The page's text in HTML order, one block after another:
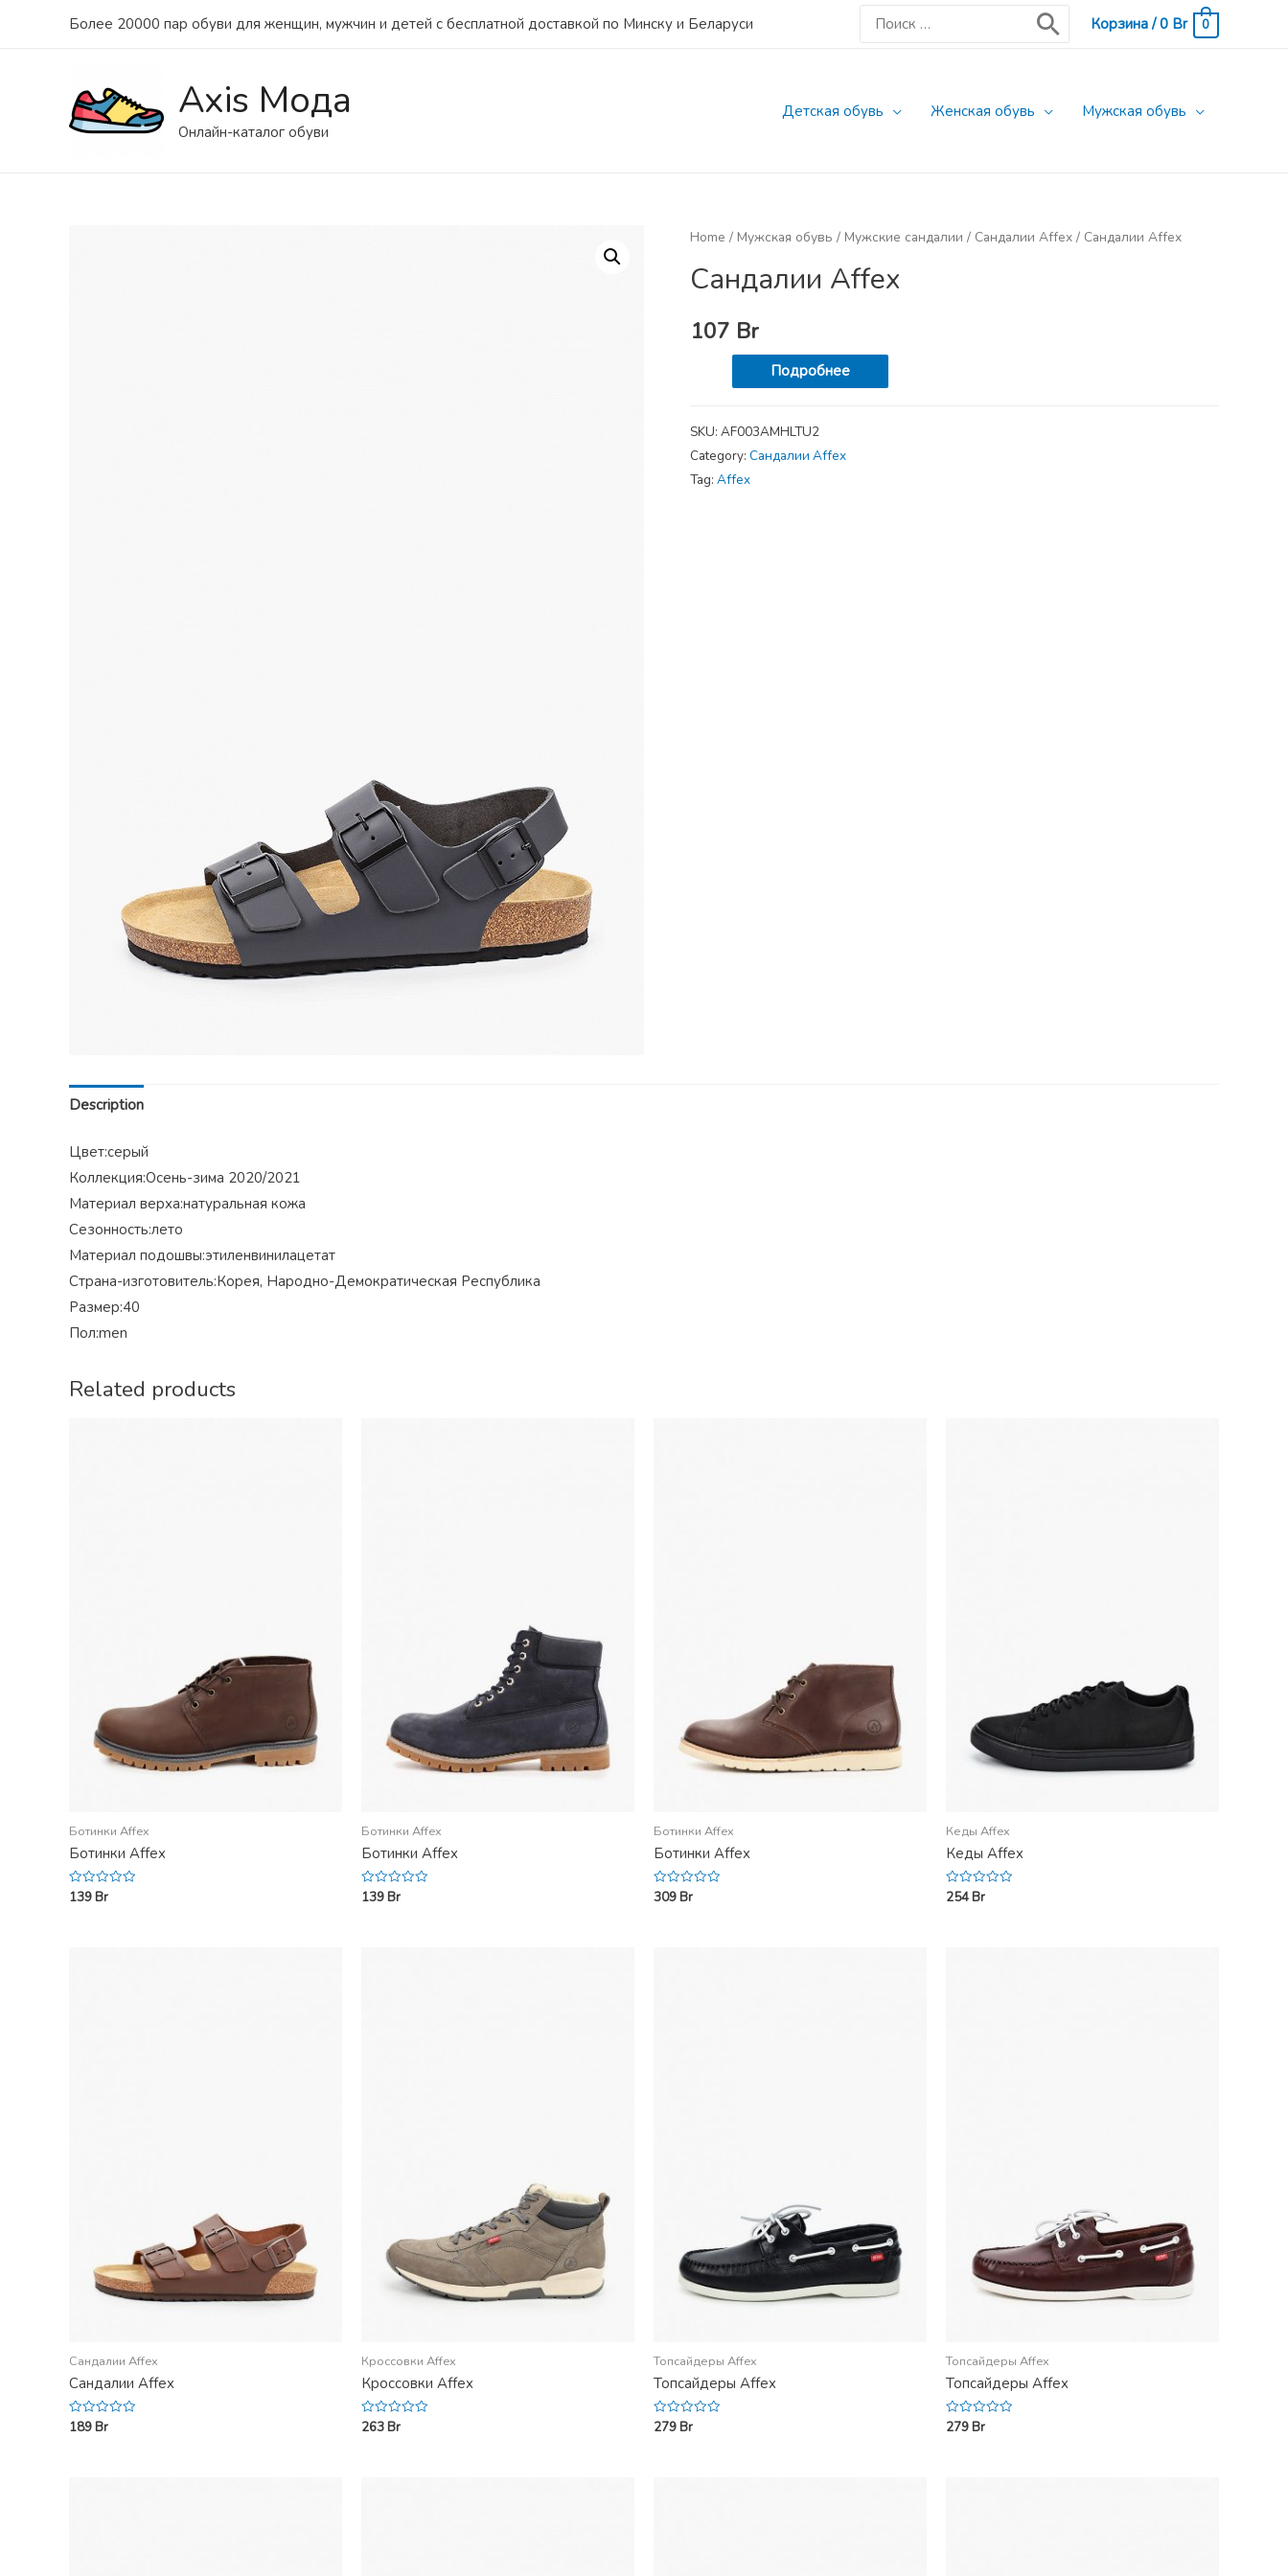
Более 20000 пар обуви для женщин, мужчин и детей с бесплатной доставкой по Минску и Беларуси Поиск: Корзина/0 Br 0
Axis Мода
Онлайн-каталог обуви
Детская обувь Женская обувь Мужская обувь
Home / Мужская обувь / Мужские сандалии / Сандалии Affex / Сандалии Affex
Сандалии Affex
107 Br
Подробнее
SKU: AF003AMHLTU2
Category: Сандалии Affex
Tag: Affex
Description
Цвет:серый
Коллекция:Осень-зима 2020/2021
Материал верха:натуральная кожа
Сезонность:лето
Материал подошвы:этиленвинилацетат
Страна-изготовитель:Корея, Народно-Демократическая Республика
Размер:40
Пол:men
Related products
Ботинки Affex
Ботинки Affex
Rated
139Br
Ботинки Affex
Ботинки Affex
Rated
139Br
Ботинки Affex
Ботинки Affex
Rated
309Br
Кеды Affex
Кеды Affex
Rated
254Br
Сандалии Affex
Сандалии Affex
Rated
0
189Br
Кроссовки Affex
Кроссовки Affex
Rated
0
263Br
Топсайдеры Affex
Топсайдеры Affex
Rated
0
279Br
Топсайдеры Affex
Топсайдеры Affex
Rated
0
279Br